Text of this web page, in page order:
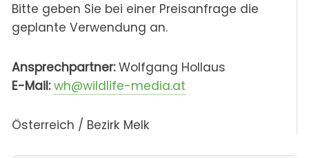
Bitte geben Sie bei einer Preisanfrage die
geplante Verwendung an.
Ansprechpartner:Wolfgang Hollaus
E-Mail: wh@wildlife-media.at
Österreich / Bezirk Melk